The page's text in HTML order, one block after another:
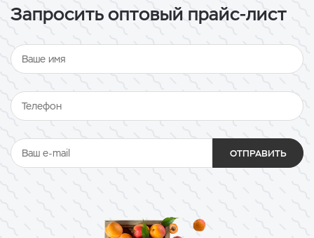
Запросить оптовый прайс-лист
ОТПРАВИТЬ